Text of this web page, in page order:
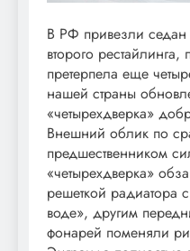
В РФ привезли
второго
претерпела еще
нашей страны
«четырехдверка»
Внешний облик по
предшественником
«четырехдверка»
решеткой радиатора
воде», другим
фонарей поменяли